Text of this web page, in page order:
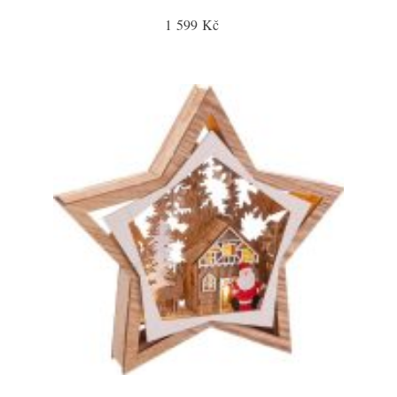
1 599 Kč